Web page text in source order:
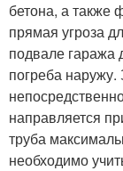
бетона, а также
прямая угроза
подвале гаража
погреба наружу.
направляется
труба
необходимо